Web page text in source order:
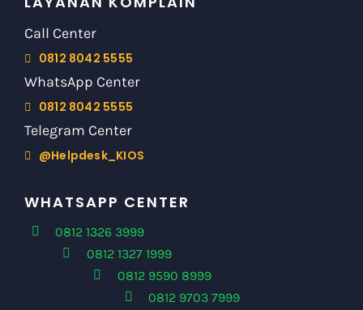
Call Center
0812 8042 5555
WhatsApp Center
0812 8042 5555
Telegram Center
@Helpdesk_KIOS
WHATSAPP CENTER
0812 1326 3999
0812 1327 1999
0812 9590 8999
0812 9703 7999